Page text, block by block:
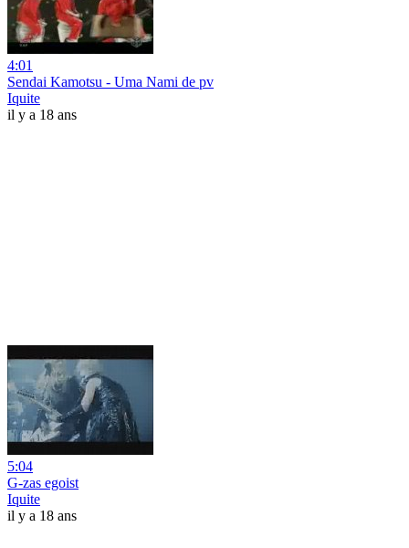
4:01
Sendai Kamotsu - Uma Nami de pv
Iquite
il y a 18 ans
5:04
G-zas egoist
Iquite
il y a 18 ans